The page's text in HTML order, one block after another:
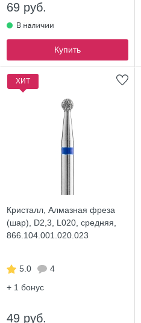
69 руб.
Купить
ХИТ
Кристалл, Алмазная фреза
(шар), D2,3, L020, средняя,
866.104.001.020.023
5.0
4
+ 1 бонус
49 руб.